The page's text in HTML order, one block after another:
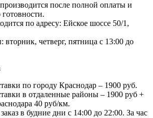
после полной оплаты и
по адресу: Ейское шоссе 50/1,
вторник, четверг, пятница с 13:00 до
по городу Краснодар – 1900 руб.
в отдаленные районы – 1900 руб +
40 руб/км.
в будние дни с 14:00 до 22:00. За час